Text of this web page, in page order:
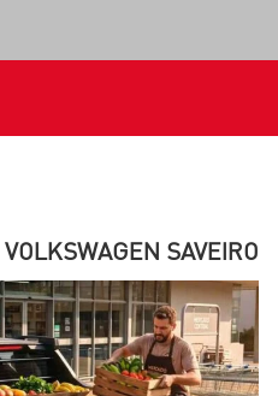
VOLKSWAGEN SAVEIRO